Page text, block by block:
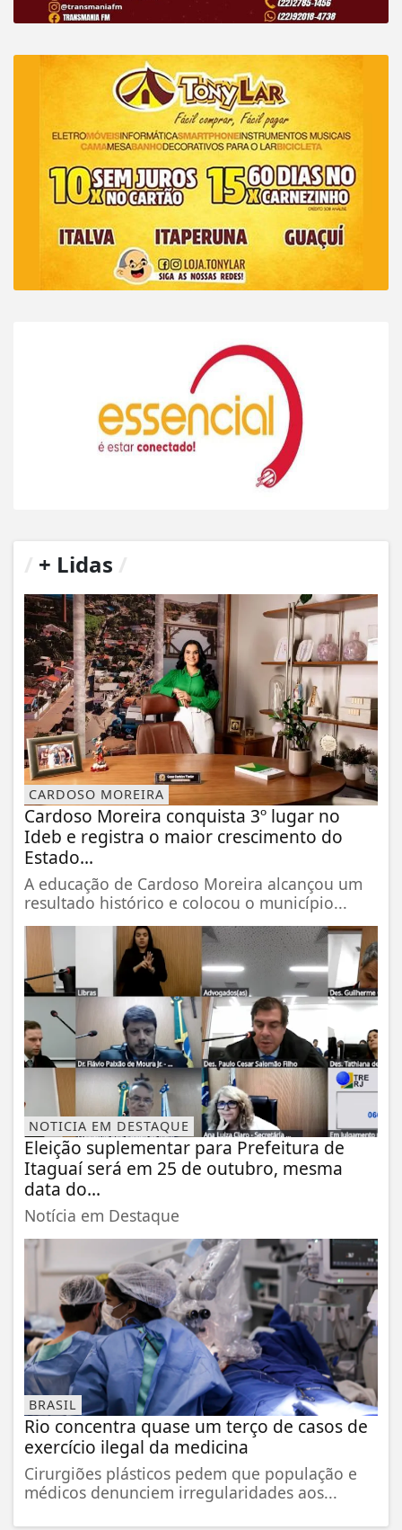
+ Lidas
CARDOSO MOREIRA
Cardoso Moreira conquista 3º lugar no
Ideb e registra o maior crescimento do
Estado...
A educação de Cardoso Moreira alcançou um
resultado histórico e colocou o município...
NOTICIA EM DESTAQUE
Eleição suplementar para Prefeitura de
Itaguaí será em 25 de outubro, mesma
data do...
Notícia em Destaque
BRASIL
Rio concentra quase um terço de casos de
exercício ilegal da medicina
Cirurgiões plásticos pedem que população e
médicos denunciem irregularidades aos...